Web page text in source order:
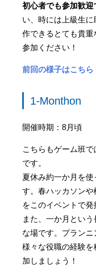
初心者でも参加歓迎
い、時には上級生に
作できるとても貴
参加ください！
前回の様子はこちら
1-Monthon
開催時期：8月頃
こちらもゲーム班
です。
夏休み約一か月を
す。春ハッカソン
をこのイベントで発
また、一か月とい
な場です。プラン
様々な役職の経験
加しましょう！